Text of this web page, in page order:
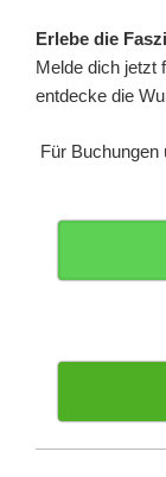
Erlebe die
Melde dich jetzt
entdecke die
Für Buchungen